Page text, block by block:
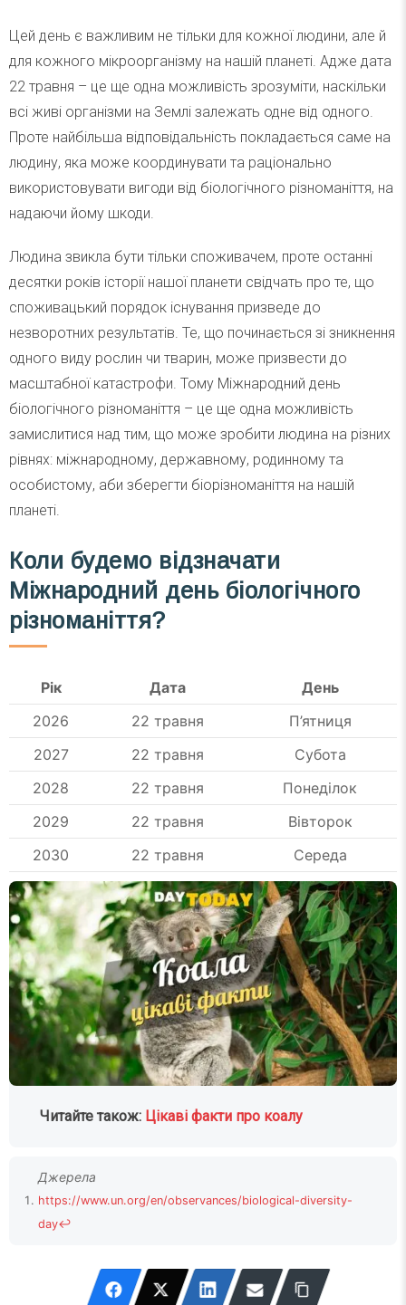
Цей день є важливим не тільки для кожної людини, але й
для кожного мікроорганізму на нашій планеті. Адже дата
22 травня – це ще одна можливість зрозуміти, наскільки
всі живі організми на Землі залежать одне від одного.
Проте найбільша відповідальність покладається саме на
людину, яка може координувати та раціонально
використовувати вигоди від біологічного різноманіття, на
надаючи йому шкоди.
Людина звикла бути тільки споживачем, проте останні
десятки років історії нашої планети свідчать про те, що
споживацький порядок існування призведе до
незворотних результатів. Те, що починається зі зникнення
одного виду рослин чи тварин, може призвести до
масштабної катастрофи. Тому Міжнародний день
біологічного різноманіття – це ще одна можливість
замислитися над тим, що може зробити людина на різних
рівнях: міжнародному, державному, родинному та
особистому, аби зберегти біорізноманіття на нашій
планеті.
Коли будемо відзначати
Міжнародний день біологічного
різноманіття?
Рік Дата
День
2026
22 травня
П’ятниця
2027
22 травня
Субота
2028
22 травня
Понеділок
2029
22 травня
Вівторок
2030
22 травня Середа
Читайте також: Цікаві факти про коалу
https://www.un.org/en/observances/biological-diversity-
day↩